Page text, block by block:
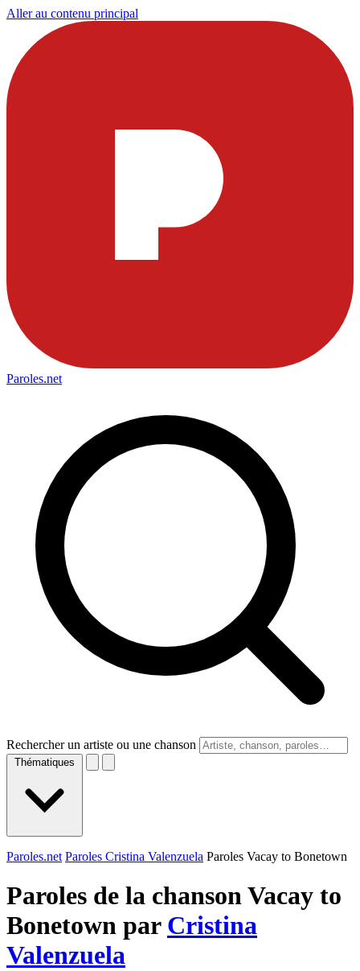
Aller au contenu principal
Paroles.net
Rechercher un artiste ou une chanson
Thématiques
Paroles.net Paroles Cristina Valenzuela Paroles Vacay to Bonetown
Paroles de la chanson Vacay to
Bonetown par Cristina
Valenzuela